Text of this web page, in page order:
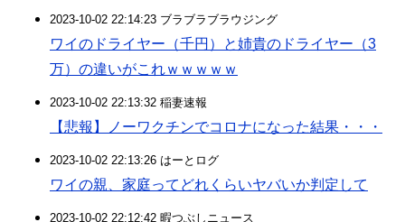
2023-10-02 22:14:23 ブラブラブラウジング
ワイのドライヤー（千円）と姉貴のドライヤー（3
万）の違いがこれｗｗｗｗｗ
2023-10-02 22:13:32 稲妻速報
【悲報】ノーワクチンでコロナになった結果・・・
2023-10-02 22:13:26 はーとログ
ワイの親、家庭ってどれくらいヤバいか判定して
2023-10-02 22:12:42 暇つぶしニュース